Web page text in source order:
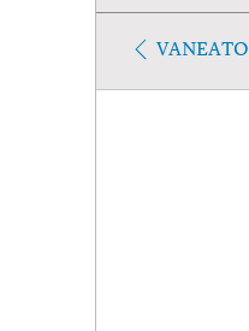
VANEATO